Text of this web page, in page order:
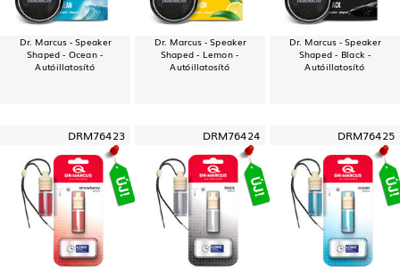
Dr. Marcus - Speaker
Shaped - Ocean -
Autóillatosító
Dr. Marcus - Speaker
Shaped - Lemon -
Autóillatosító
Dr. Marcus - Speaker
Shaped - Black -
Autóillatosító
DRM76423 DRM76424 DRM76425